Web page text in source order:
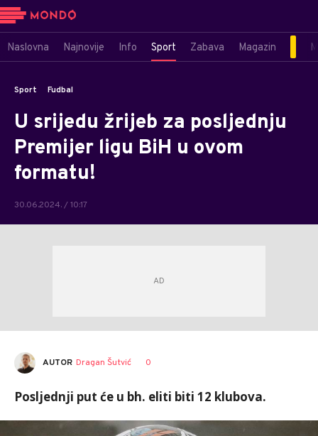
Naslovna Najnovije Info Sport Zabava Magazin
Sport Fudbal
U srijedu žrijeb za posljednju
Premijer ligu BiH u ovom
formatu!
30.06.2024. / 10:17
AUTOR Dragan Šutvić 0
Posljednji put će u bh. eliti biti 12 klubova.